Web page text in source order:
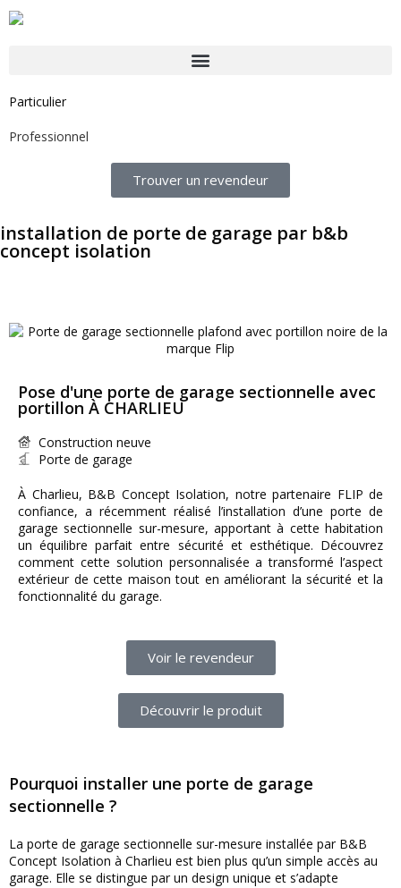
Particulier
Professionnel
Trouver un revendeur
installation de porte de garage par b&b
concept isolation
Pose d'une porte de garage sectionnelle avec
portillon À CHARLIEU
Construction neuve
Porte de garage
À Charlieu, B&B Concept Isolation, notre partenaire FLIP de
confiance, a récemment réalisé l’installation d’une porte de
garage sectionnelle sur-mesure, apportant à cette habitation
un équilibre parfait entre sécurité et esthétique. Découvrez
comment cette solution personnalisée a transformé l’aspect
extérieur de cette maison tout en améliorant la sécurité et la
fonctionnalité du garage.
Voir le revendeur
Découvrir le produit
Pourquoi installer une porte de garage
sectionnelle ?
La porte de garage sectionnelle sur-mesure installée par B&B
Concept Isolation à Charlieu est bien plus qu’un simple accès au
garage. Elle se distingue par un design unique et s’adapte